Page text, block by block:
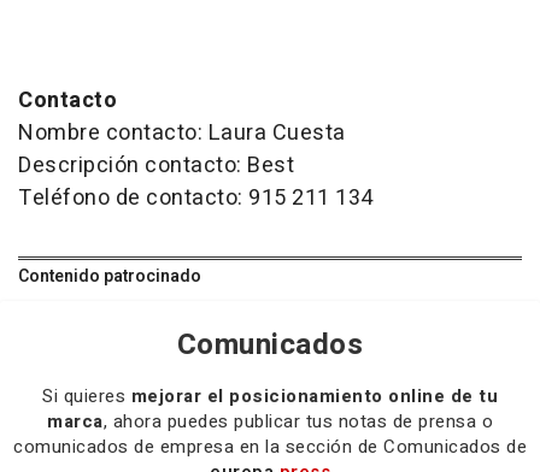
Contacto
Nombre contacto: Laura Cuesta
Descripción contacto: Best
Teléfono de contacto: 915 211 134
Contenido patrocinado
Comunicados
Si quieres mejorar el posicionamiento online de tu
marca, ahora puedes publicar tus notas de prensa o
comunicados de empresa en la sección de Comunicados de